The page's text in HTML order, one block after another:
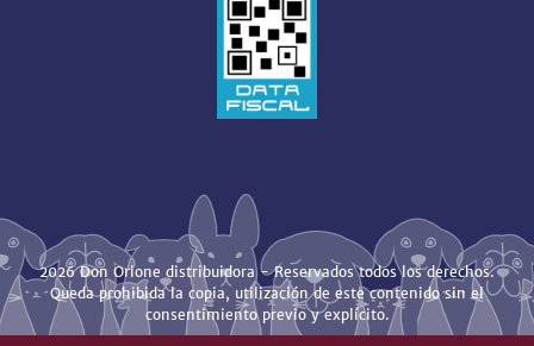
2026 Don Orione distribuidora - Reservados todos los derechos.
Queda prohibida la copia, utilización de este contenido sin el
consentimiento previo y explícito.